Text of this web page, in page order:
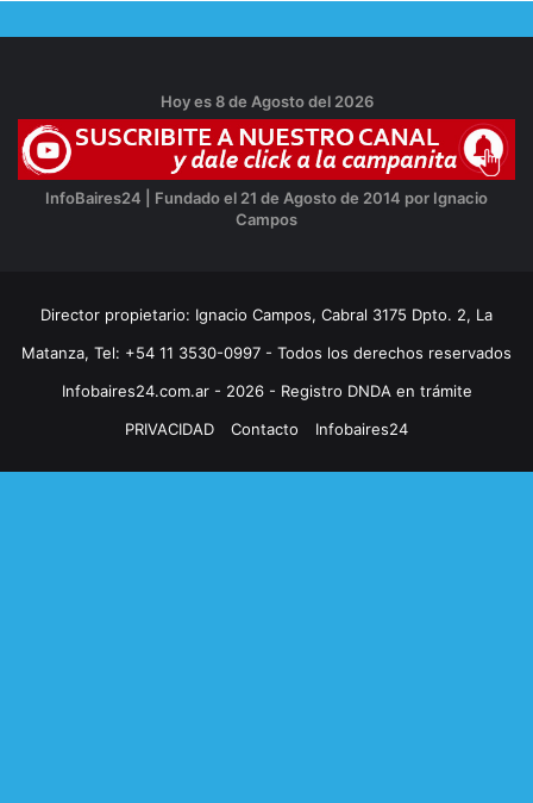
Hoy es 8 de Agosto del 2026
InfoBaires24 | Fundado el 21 de Agosto de 2014 por Ignacio
Campos
Director propietario: Ignacio Campos, Cabral 3175 Dpto. 2, La
Matanza, Tel: +54 11 3530-0997 - Todos los derechos reservados
Infobaires24.com.ar - 2026 - Registro DNDA en trámite
PRIVACIDAD
Contacto Infobaires24